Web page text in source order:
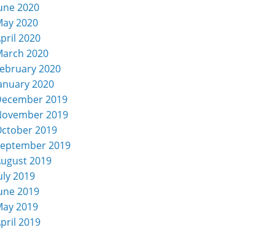
2020
2020
2020
2020
2020
2020
2019
2019
2019
2019
2019
2019
2019
2019
2019